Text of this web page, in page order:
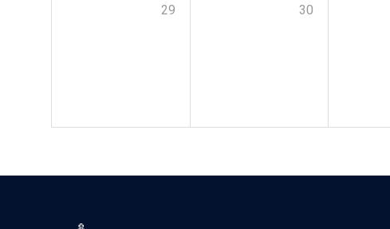
29 30